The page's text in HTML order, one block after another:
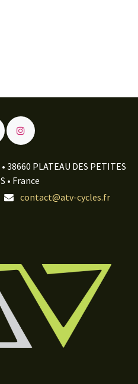
PLATEAU DES PETITES
• France
contact@atv-cycles.fr